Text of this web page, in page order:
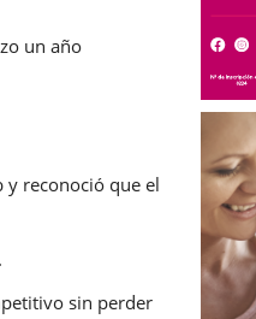
un año
reconoció que el
sin perder